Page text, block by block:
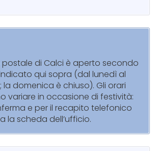
postale di Calci è aperto secondo
qui sopra (dal lunedì al
domenica è chiuso). Gli orari
variare in occasione di festività:
e per il recapito telefonico
la scheda dell’ufficio.